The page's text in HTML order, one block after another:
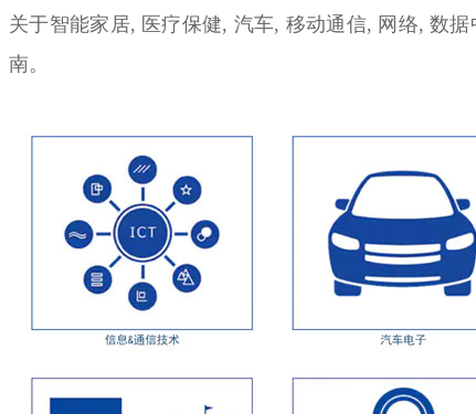
关于智能家居, 医疗保健, 汽车, 移动通信, 网络, 数
南。